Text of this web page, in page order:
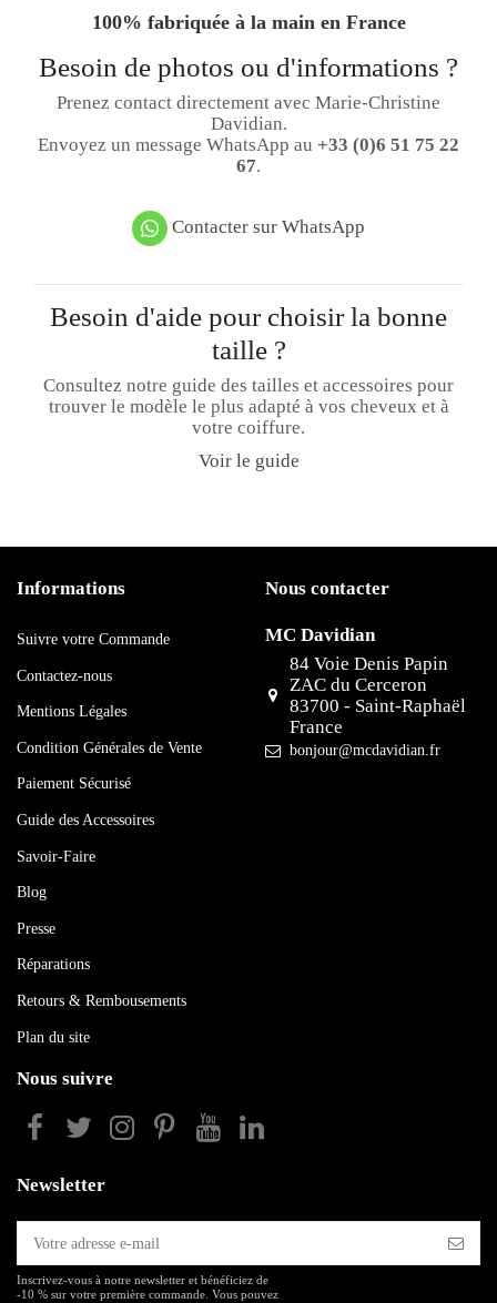
100% fabriquée à la main en France
Besoin de photos ou d'informations ?
Prenez contact directement avec Marie-Christine
Davidian.
Envoyez un message WhatsApp au +33 (0)6 51 75 22
67.
Contacter sur WhatsApp
Besoin d'aide pour choisir la bonne
taille ?
Consultez notre guide des tailles et accessoires pour
trouver le modèle le plus adapté à vos cheveux et à
votre coiffure.
Voir le guide
Informations
Suivre votre Commande
Contactez-nous
Mentions Légales
Condition Générales de Vente
Paiement Sécurisé
Guide des Accessoires
Savoir-Faire
Blog
Presse
Réparations
Retours & Rembousements
Plan du site
Nous contacter
MC Davidian
84 Voie Denis Papin
ZAC du Cerceron
83700 - Saint-Raphaël
France
bonjour@mcdavidian.fr
Nous suivre
Newsletter
Inscrivez-vous à notre newsletter et bénéficiez de
-10 % sur votre première commande. Vous pouvez